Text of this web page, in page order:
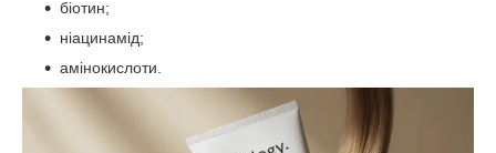
біотин;
ніацинамід;
амінокислоти.